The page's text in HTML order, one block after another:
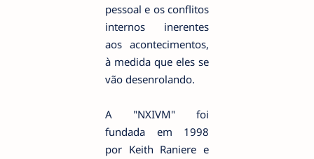
pessoal e os conflitos
internos inerentes
aos acontecimentos,
à medida que eles se
vão desenrolando.
A "NXIVM" foi
fundada em 1998
por Keith Raniere e